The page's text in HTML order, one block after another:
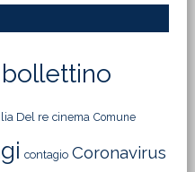
bollettino
Del re cinema Comune
contagio Coronavirus